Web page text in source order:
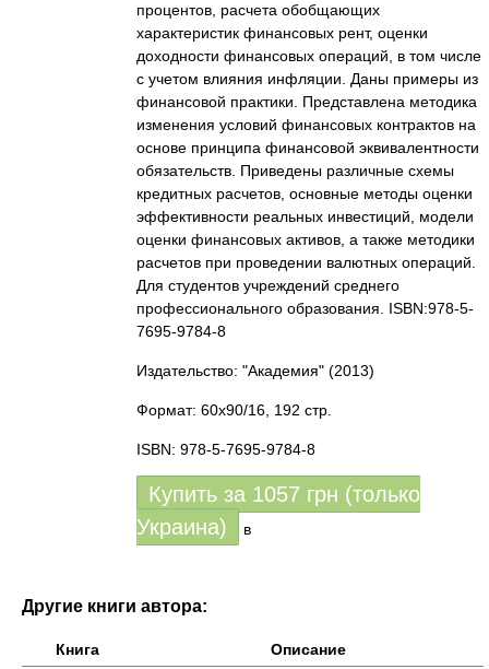
процентов, расчета обобщающих
характеристик финансовых рент, оценки
доходности финансовых операций, в том числе
с учетом влияния инфляции. Даны примеры из
финансовой практики. Представлена методика
изменения условий финансовых контрактов на
основе принципа финансовой эквивалентности
обязательств. Приведены различные схемы
кредитных расчетов, основные методы оценки
эффективности реальных инвестиций, модели
оценки финансовых активов, а также методики
расчетов при проведении валютных операций.
Для студентов учреждений среднего
профессионального образования. ISBN:978-5-
7695-9784-8
Издательство: "Академия" (2013)
Формат: 60x90/16, 192 стр.
ISBN: 978-5-7695-9784-8
Купить за 1057 грн (только
Украина)
в
Другие книги автора:
Книга
Описание